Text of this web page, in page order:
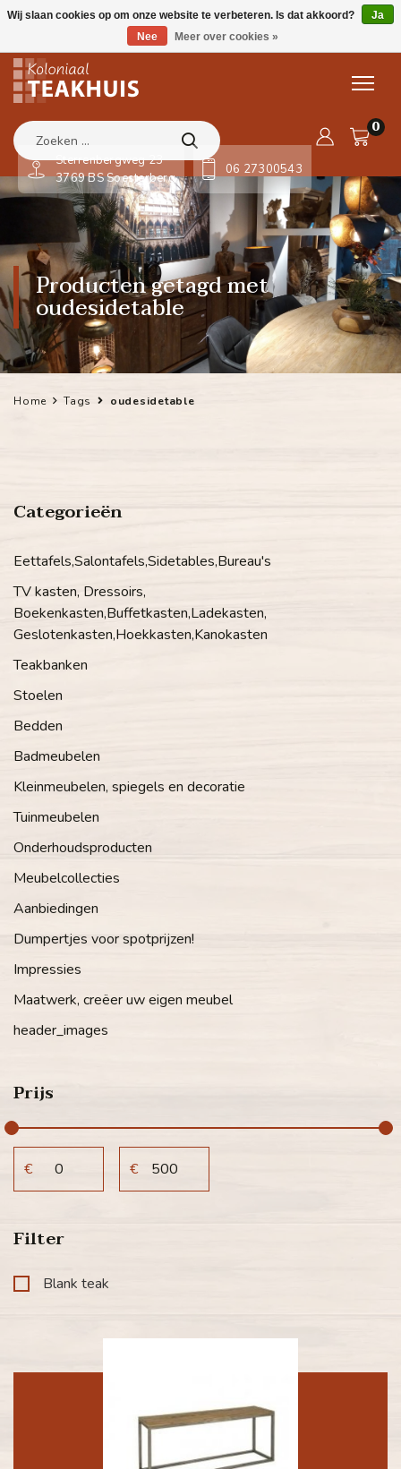
0
Sterrenbergweg 23
3769 BS Soesterberg
06 27300543
Producten getagd met
oudesidetable
Home Tags oudesidetable
Categorieën
Eettafels,Salontafels,Sidetables,Bureau's
TV kasten, Dressoirs,
Boekenkasten,Buffetkasten,Ladekasten,
Geslotenkasten,Hoekkasten,Kanokasten
Teakbanken
Stoelen
Bedden
Badmeubelen
Kleinmeubelen, spiegels en decoratie
Tuinmeubelen
Onderhoudsproducten
Meubelcollecties
Aanbiedingen
Dumpertjes voor spotprijzen!
Impressies
Maatwerk, creëer uw eigen meubel
header_images
Prijs
€ €
Filter
Blank teak
Wij slaan cookies op om onze website te verbeteren. Is dat akkoord?
Ja
Nee
Meer over cookies »